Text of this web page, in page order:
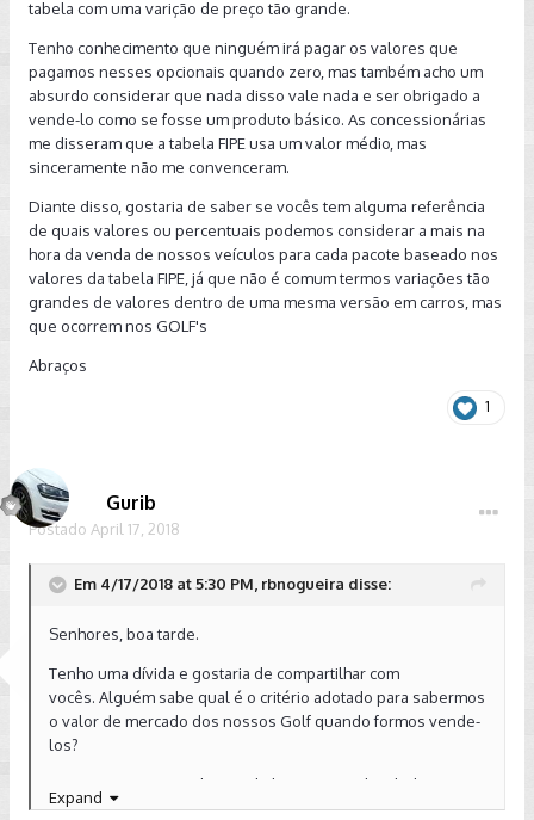
tabela com uma varição de preço tão grande.
Tenho conhecimento que ninguém irá pagar os valores que
pagamos nesses opcionais quando zero, mas também acho um
absurdo considerar que nada disso vale nada e ser obrigado a
vende-lo como se fosse um produto básico. As concessionárias
me disseram que a tabela FIPE usa um valor médio, mas
sinceramente não me convenceram.
Diante disso, gostaria de saber se vocês tem alguma referência
de quais valores ou percentuais podemos considerar a mais na
hora da venda de nossos veículos para cada pacote baseado nos
valores da tabela FIPE, já que não é comum termos variações tão
grandes de valores dentro de uma mesma versão em carros, mas
que ocorrem nos GOLF's
Abraços
1
Gurib
Postado April 17, 2018
Em 4/17/2018 at 5:30 PM, rbnogueira disse:
Senhores, boa tarde.
Tenho uma dívida e gostaria de compartilhar com
vocês. Alguém sabe qual é o critério adotado para sabermos
o valor de mercado dos nossos Golf quando formos vende-
los?
Digo isso, porque todo mundo baseia-se pela tabela FIPE,
porém tem uma grande sacanagem nos GOLFs, pois na
Expand